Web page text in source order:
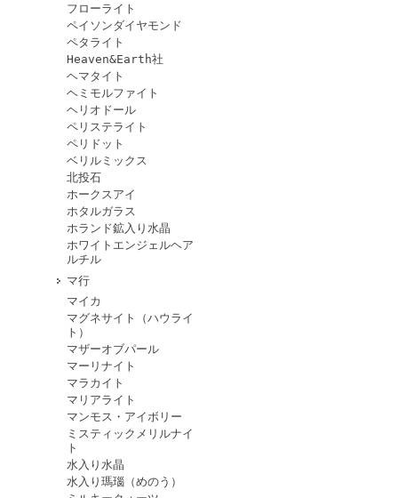
フローライト
ペイソンダイヤモンド
ペタライト
Heaven&Earth社
ヘマタイト
ヘミモルファイト
ヘリオドール
ペリステライト
ペリドット
ベリルミックス
北投石
ホークスアイ
ホタルガラス
ホランド鉱入り水晶
ホワイトエンジェルヘア
ルチル
マ行
マイカ
マグネサイト（ハウライ
ト）
マザーオブパール
マーリナイト
マラカイト
マリアライト
マンモス・アイボリー
ミスティックメリルナイ
ト
水入り水晶
水入り瑪瑙（めのう）